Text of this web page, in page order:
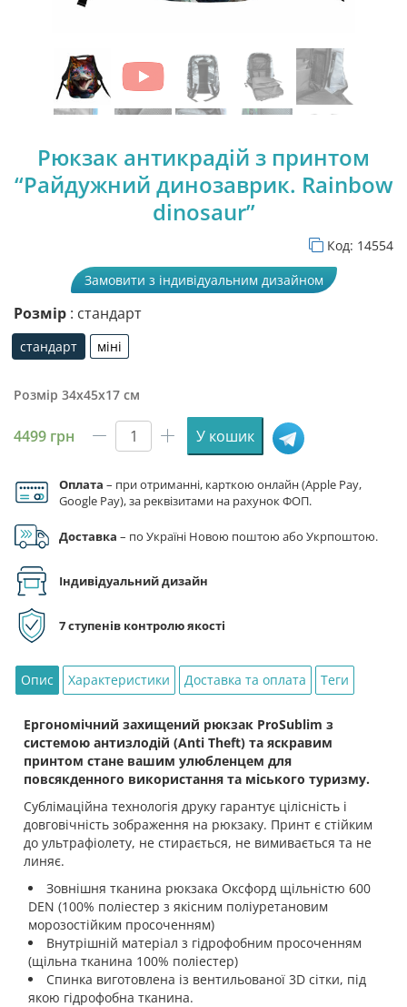
Рюкзак антикрадій з принтом
“Райдужний динозаврик. Rainbow
dinosaur”
Код: 14554
Замовити з індивідуальним дизайном
Розмір : стандарт
стандарт
стандарт
міні
міні
Розмір 34х45х17 см
4499 грн
Рюкзак
з
принтом
динозаврик.
dinosaur"
У кошик
Оплата – при отриманні, карткою онлайн (Apple Pay,
Google Pay), за реквізитами на рахунок ФОП.
Доставка – по Україні Новою поштою або Укрпоштою.
Індивідуальний дизайн
7 ступенів контролю якості
Опис Характеристики Доставка та оплата Теги
Ергономічний захищений рюкзак ProSublim з
системою антизлодій (Anti Theft) та яскравим
принтом стане вашим улюбленцем для
повсякденного використання та міського туризму.
Сублімаційна технологія друку гарантує цілісність і
довговічність зображення на рюкзаку. Принт є стійким
до ультрафіолету, не стирається, не вимивається та не
линяє.
Зовнішня тканина рюкзака Оксфорд щільністю 600
DEN (100% поліестер з якісним поліуретановим
морозостійким просоченням)
Внутрішній матеріал з гідрофобним просоченням
(щільна тканина 100% поліестер)
Спинка виготовлена із вентильованої 3D сітки, під
якою гідрофобна тканина.